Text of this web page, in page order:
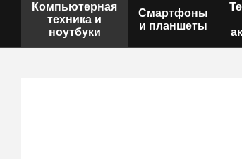
Компьютерная
техника и
ноутбуки
Смартфоны
и планшеты